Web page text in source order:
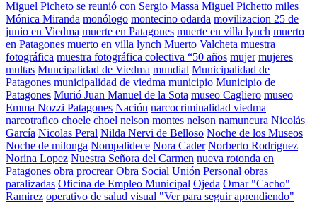
Miguel Picheto se reunió con Sergio Massa Miguel Pichetto miles
Mónica Miranda monólogo montecino odarda movilizacion 25 de
junio en Viedma muerte en Patagones muerte en villa lynch muerto
en Patagones muerto en villa lynch Muerto Valcheta muestra
fotográfica muestra fotográfica colectiva “50 años mujer mujeres
multas Muncipalidad de Viedma mundial Municipalidad de
Patagones municipalidad de viedma municipio Municipio de
Patagones Murió Juan Manuel de la Sota museo Cagliero museo
Emma Nozzi Patagones Nación narcocriminalidad viedma
narcotrafico choele choel nelson montes nelson namuncura Nicolás
García Nicolas Peral Nilda Nervi de Belloso Noche de los Museos
Noche de milonga Nompalidece Nora Cader Norberto Rodriguez
Norina Lopez Nuestra Señora del Carmen nueva rotonda en
Patagones obra procrear Obra Social Unión Personal obras
paralizadas Oficina de Empleo Municipal Ojeda Omar "Cacho"
Ramirez operativo de salud visual "Ver para seguir aprendiendo"